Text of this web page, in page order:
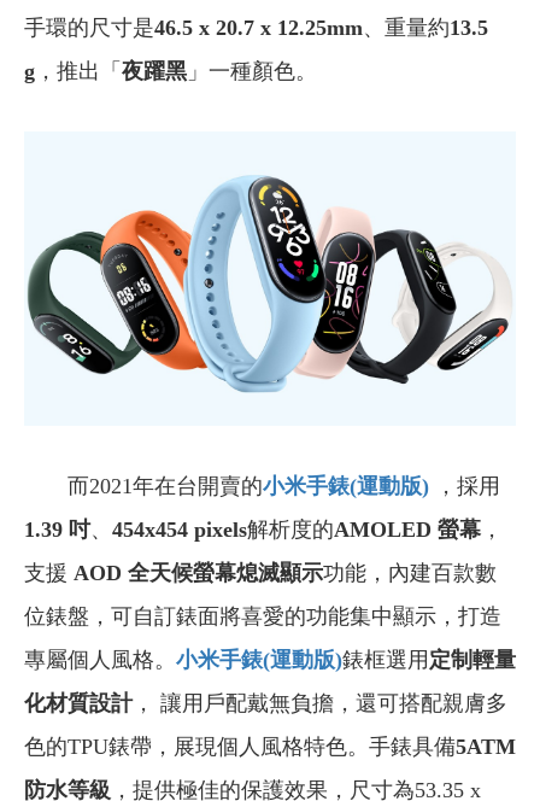
手環的尺寸是46.5 x 20.7 x 12.25mm、重量約13.5
g ，推出「 夜躍黑 」一種顏色。
而2021年在台開賣的小米手錶(運動版) ，採用
1.39 吋、 454x454 pixels解析度的AMOLED 螢幕 ，
支援 AOD 全天候螢幕熄滅顯示功能，內建百款數
位錶盤，可自訂錶面將喜愛的功能集中顯示，打造
專屬個人風格。 小米手錶(運動版)錶框選用 定制輕量
化材質設計， 讓用戶配戴無負擔，還可搭配親膚多
色的TPU錶帶，展現個人風格特色。手錶具備5ATM
防水等級 ，提供極佳的保護效果，尺寸為53.35 x